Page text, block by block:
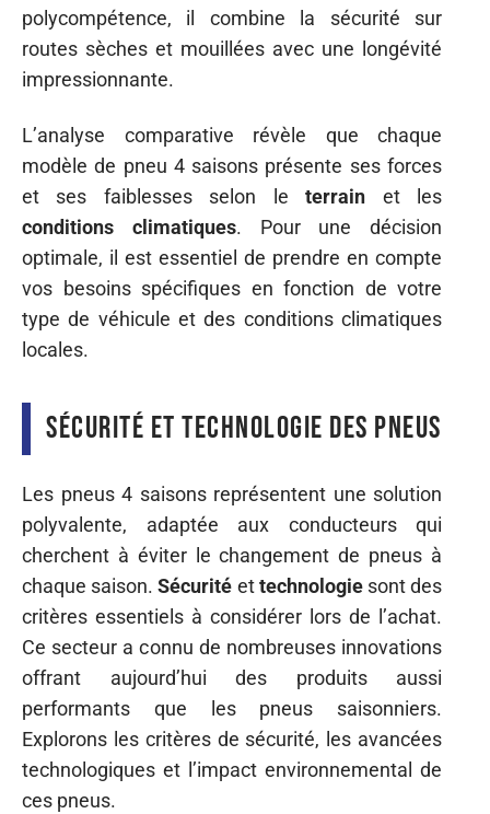
polycompétence, il combine la sécurité sur
routes sèches et mouillées avec une longévité
impressionnante.
L’analyse comparative révèle que chaque
modèle de pneu 4 saisons présente ses forces
et ses faiblesses selon leterrain et les
conditions climatiques. Pour une décision
optimale, il est essentiel de prendre en compte
vos besoins spécifiques en fonction de votre
type de véhicule et des conditions climatiques
locales.
Sécurité et technologie des pneus
Les pneus 4 saisons représentent une solution
polyvalente, adaptée aux conducteurs qui
cherchent à éviter le changement de pneus à
chaque saison.Sécurité ettechnologiesont des
critères essentiels à considérer lors de l’achat.
Ce secteur a connu de nombreuses innovations
offrant aujourd’hui des produits aussi
performants que les pneus saisonniers.
Explorons les critères de sécurité, les avancées
technologiques et l’impact environnemental de
ces pneus.